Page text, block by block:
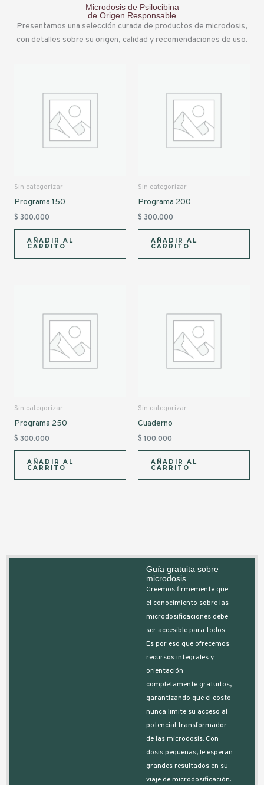
Microdosis de Psilocibina
de Origen Responsable
Presentamos una selección curada de productos de microdosis,
con detalles sobre su origen, calidad y recomendaciones de uso.
Sin categorizar
Programa 150
$ 300.000
AÑADIR AL
CARRITO
Sin categorizar
Programa 200
$ 300.000
AÑADIR AL
CARRITO
Sin categorizar
Programa 250
$ 300.000
AÑADIR AL
CARRITO
Sin categorizar
Cuaderno
$ 100.000
AÑADIR AL
CARRITO
Guía gratuita sobre
microdosis
Creemos firmemente que
el conocimiento sobre las
microdosificaciones debe
ser accesible para todos.
Es por eso que ofrecemos
recursos integrales y
orientación
completamente gratuitos,
garantizando que el costo
nunca limite su acceso al
potencial transformador
de las microdosis. Con
dosis pequeñas, le esperan
grandes resultados en su
viaje de microdosificación.